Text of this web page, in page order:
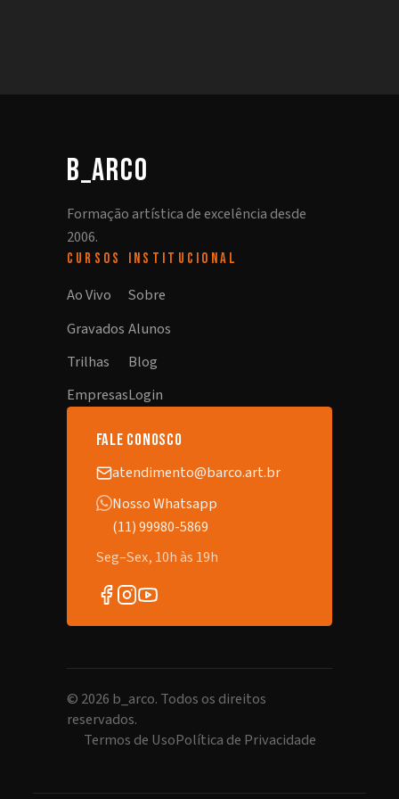
b_arco
Formação artística de excelência desde
2006.
CURSOS
Ao Vivo
Gravados
Trilhas
Empresas
INSTITUCIONAL
Sobre
Alunos
Blog
Login
fale conosco
atendimento@barco.art.br
Nosso Whatsapp
(11) 99980-5869
Seg–Sex, 10h às 19h
© 2026 b_arco. Todos os direitos
reservados.
Termos de UsoPolítica de Privacidade